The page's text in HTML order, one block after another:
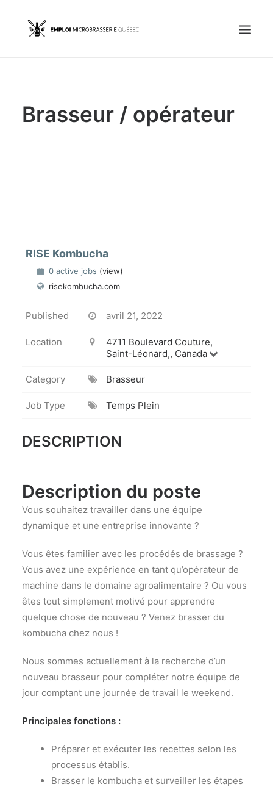
Emplois
Portail Candidat
Brasseur / opérateur
RISE Kombucha
0 active jobs (view)
risekombucha.com
Published avril 21, 2022
Location
4711 Boulevard Couture,
Saint-Léonard,, Canada
Category Brasseur
Job Type Temps Plein
DESCRIPTION
Description du poste
Vous souhaitez travailler dans une équipe
dynamique et une entreprise innovante ?
Vous êtes familier avec les procédés de brassage ?
Vous avez une expérience en tant qu’opérateur de
machine dans le domaine agroalimentaire ? Ou vous
êtes tout simplement motivé pour apprendre
quelque chose de nouveau ? Venez brasser du
kombucha chez nous !
Nous sommes actuellement à la recherche d’un
nouveau brasseur pour compléter notre équipe de
jour comptant une journée de travail le weekend.
Principales fonctions :
Préparer et exécuter les recettes selon les
processus établis.
Brasser le kombucha et surveiller les étapes